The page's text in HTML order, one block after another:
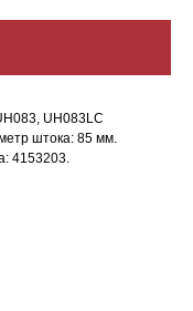
UH083LC
штока: 85 мм.
4153203.